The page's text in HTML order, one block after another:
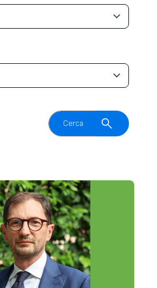
Attiva il campo di ricerca